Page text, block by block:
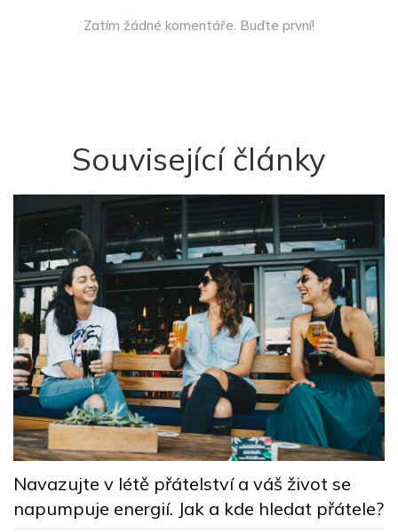
Zatím žádné komentáře. Buďte první!
Související články
Navazujte v létě přátelství a váš život se
napumpuje energií. Jak a kde hledat přátele?